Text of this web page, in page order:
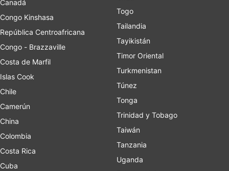
Canadá
Congo Kinshasa
República Centroafricana
Congo - Brazzaville
Costa de Marfil
Islas Cook
Chile
Camerún
China
Colombia
Costa Rica
Cuba
Togo
Tailandia
Tayikistán
Timor Oriental
Turkmenistan
Túnez
Tonga
Trinidad y Tobago
Taiwán
Tanzania
Uganda